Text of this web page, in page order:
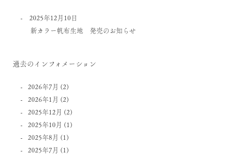
2025年12月10日
新カラー帆布生地 発売のお知らせ
過去のインフォメーション
2026年7月 (2)
2026年1月 (2)
2025年12月 (2)
2025年10月 (1)
2025年8月 (1)
2025年7月 (1)